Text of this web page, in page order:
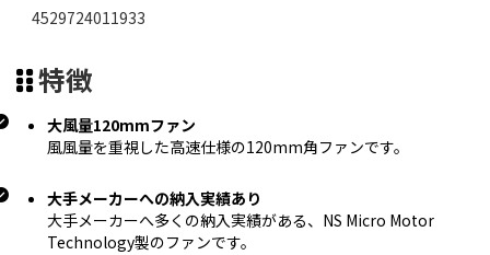
4529724011933
特徴
大風量120mmファン
風風量を重視した高速仕様の120mm角ファンです。
大手メーカーへの納入実績あり
大手メーカーへ多くの納入実績がある、NS Micro Motor
Technology製のファンです。